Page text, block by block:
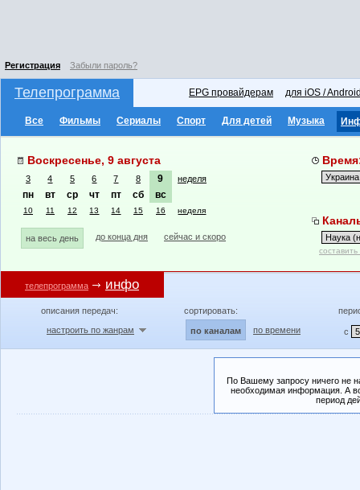
Регистрация Забыли пароль?
Телепрограмма EPG провайдерам для iOS /
Все Фильмы Сериалы Спорт Для детей Музыка
Воскресенье, 9 августа
3 4 5 6 7 8 9 неделя
пн вт ср чт пт сб вс
10 11 12 13 14 15 16 неделя
на весь день до конца дня сейчас и скоро
телепрограмма инфо
описания передач:
настроить по жанрам
сортировать:
по каналам по времени с
По Вашему запросу ничего не
необходимая информация. А
период